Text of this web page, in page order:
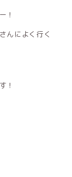
！
んによく行く
！